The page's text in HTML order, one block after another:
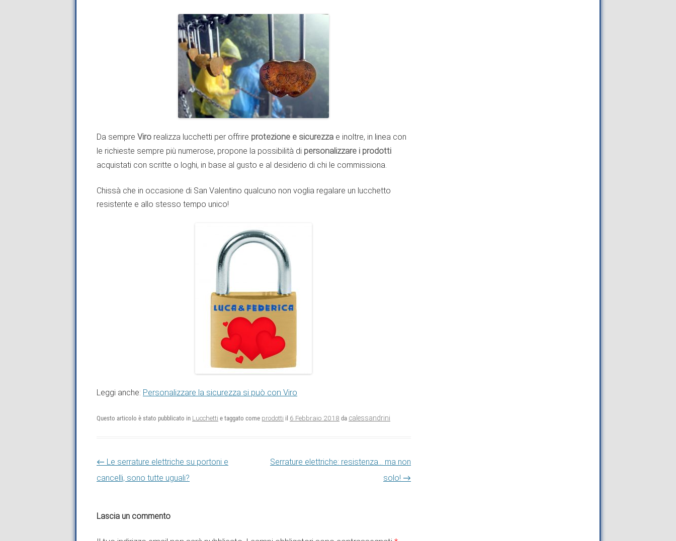
Da sempre Viro realizza lucchetti per offrire protezione e sicurezza e inoltre, in linea con
le richieste sempre più numerose, propone la possibilità di personalizzare i prodotti
acquistati con scritte o loghi, in base al gusto e al desiderio di chi le commissiona.
Chissà che in occasione di San Valentino qualcuno non voglia regalare un lucchetto
resistente e allo stesso tempo unico!
Leggi anche: Personalizzare la sicurezza si può con Viro
Questo articolo è stato pubblicato in Lucchetti e taggato come prodotti il 6 Febbraio 2018 da calessandrini
Navigazione articolo
← Le serrature elettriche su portoni e
cancelli, sono tutte uguali?
Serrature elettriche: resistenza… ma non
solo! →
Lascia un commento